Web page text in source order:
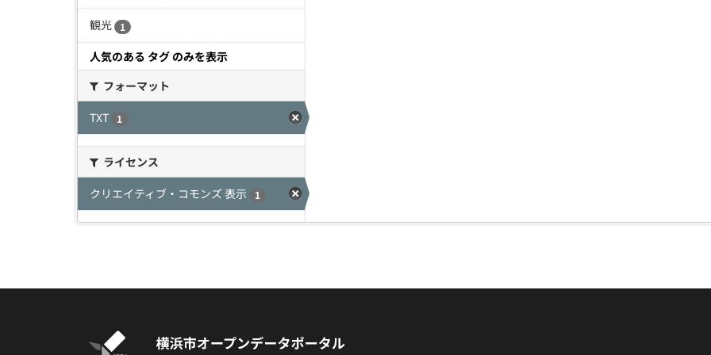
観光 1
人気のある タグ のみを表示
フォーマット
TXT
1
ライセンス
クリエイティブ・コモンズ 表示
1